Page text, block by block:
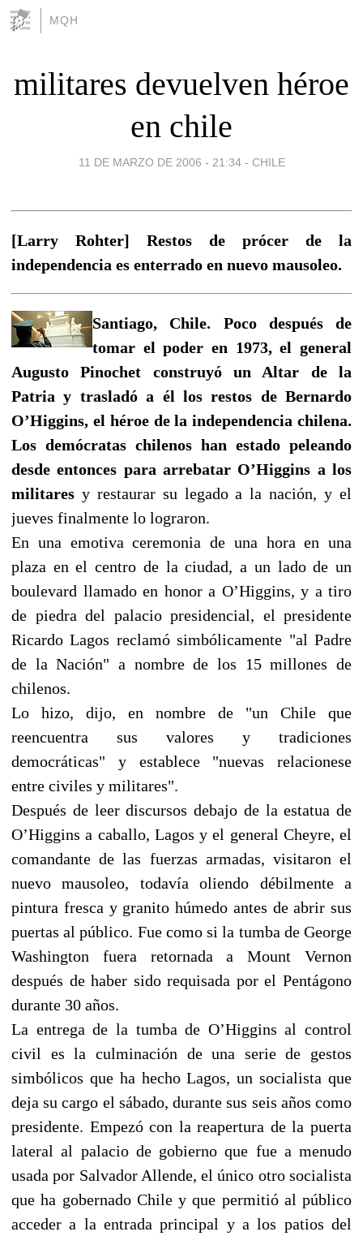
MQH
militares devuelven héroe
en chile
11 DE MARZO DE 2006 - 21:34 - CHILE
[Larry Rohter] Restos de prócer de la
independencia es enterrado en nuevo mausoleo.
Santiago, Chile. Poco después de
tomar el poder en 1973, el general
Augusto Pinochet construyó un Altar de la
Patria y trasladó a él los restos de Bernardo
O’Higgins, el héroe de la independencia chilena.
Los demócratas chilenos han estado peleando
desde entonces para arrebatar O’Higgins a los
militares y restaurar su legado a la nación, y el
jueves finalmente lo lograron.
En una emotiva ceremonia de una hora en una
plaza en el centro de la ciudad, a un lado de un
boulevard llamado en honor a O’Higgins, y a tiro
de piedra del palacio presidencial, el presidente
Ricardo Lagos reclamó simbólicamente "al Padre
de la Nación" a nombre de los 15 millones de
chilenos.
Lo hizo, dijo, en nombre de "un Chile que
reencuentra sus valores y tradiciones
democráticas" y establece "nuevas relacionese
entre civiles y militares".
Después de leer discursos debajo de la estatua de
O’Higgins a caballo, Lagos y el general Cheyre, el
comandante de las fuerzas armadas, visitaron el
nuevo mausoleo, todavía oliendo débilmente a
pintura fresca y granito húmedo antes de abrir sus
puertas al público. Fue como si la tumba de George
Washington fuera retornada a Mount Vernon
después de haber sido requisada por el Pentágono
durante 30 años.
La entrega de la tumba de O’Higgins al control
civil es la culminación de una serie de gestos
simbólicos que ha hecho Lagos, un socialista que
deja su cargo el sábado, durante sus seis años como
presidente. Empezó con la reapertura de la puerta
lateral al palacio de gobierno que fue a menudo
usada por Salvador Allende, el único otro socialista
que ha gobernado Chile y que permitió al público
acceder a la entrada principal y a los patios del